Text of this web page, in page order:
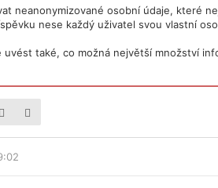
neanonymizované osobní údaje, které
nese každý uživatel svou vlastní
také, co možná největší množství